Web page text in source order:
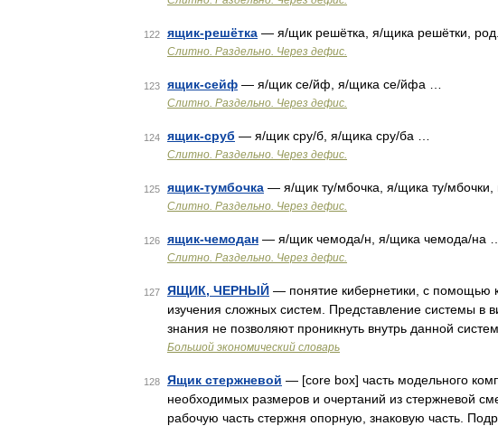
122 ящик-решётка — я/щик решётка, я/щика решётки,
Слитно. Раздельно. Через дефис.
123 ящик-сейф — я/щик се/йф, я/щика се/йфа …
Слитно. Раздельно. Через дефис.
124 ящик-сруб — я/щик сру/б, я/щика сру/ба …
Слитно. Раздельно. Через дефис.
125 ящик-тумбочка — я/щик ту/мбочка, я/щика ту/мбочки,
Слитно. Раздельно. Через дефис.
126 ящик-чемодан — я/щик чемода/н, я/щика чемода/на …
Слитно. Раздельно. Через дефис.
127 ЯЩИК, ЧЕРНЫЙ — понятие кибернетики, с помощью
изучения сложных систем. Представление системы в
знания не позволяют проникнуть внутрь данной
Большой экономический словарь
128 Ящик стержневой — [core box] часть модельного
необходимых размеров и очертаний из стержневой
рабочую часть стержня опорную, знаковую часть.